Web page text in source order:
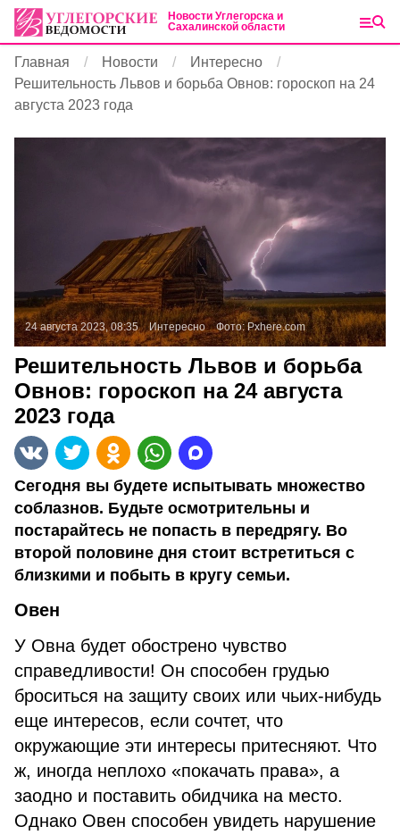
Новости Углегорска и
Сахалинской области
Главная Новости
Интересно
Решительность Львов и борьба Овнов: гороскоп на 24
августа 2023 года
24 августа 2023, 08:35 Интересно Фото: Pxhere.com
Решительность Львов и борьба
Овнов: гороскоп на 24 августа
2023 года
Сегодня вы будете испытывать множество
соблазнов. Будьте осмотрительны и
постарайтесь не попасть в передрягу. Во
второй половине дня стоит встретиться с
близкими и побыть в кругу семьи.
Овен
У Овна будет обострено чувство
справедливости! Он способен грудью
броситься на защиту своих или чьих-нибудь
еще интересов, если сочтет, что
окружающие эти интересы притесняют. Что
ж, иногда неплохо «покачать права», а
заодно и поставить обидчика на место.
Однако Овен способен увидеть нарушение